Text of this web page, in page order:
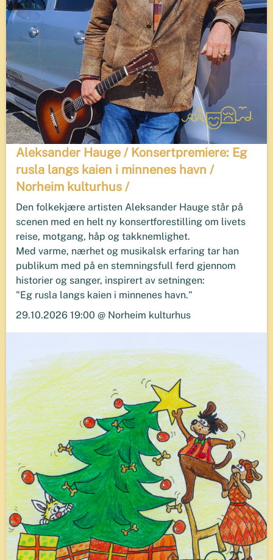
Aleksander Hauge / Konsertpremiere: Eg
rusla langs kaien i minnenes havn /
Norheim kulturhus /
Den folkekjære artisten Aleksander Hauge står på
scenen med en helt ny konsertforestilling om livets
reise, motgang, håp og takknemlighet.
Med varme, nærhet og musikalsk erfaring tar han
publikum med på en stemningsfull ferd gjennom
historier og sanger, inspirert av setningen:
"Eg rusla langs kaien i minnenes havn."
29.10.2026 19:00 @ Norheim kulturhus